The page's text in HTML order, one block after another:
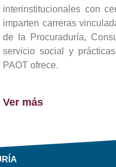
interinstitucionales con
imparten carreras
de la Procuraduría,
servicio social y
PAOT ofrece.
Ver más